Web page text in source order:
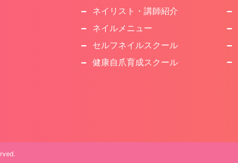
ネイリスト・講師紹介
ネイルメニュー
セルフネイルスクール
健康自爪育成スクール